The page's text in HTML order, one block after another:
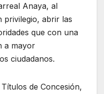
Anaya, al
privilegio, abrir las
que con una
a mayor
ciudadanos.
de Concesión,